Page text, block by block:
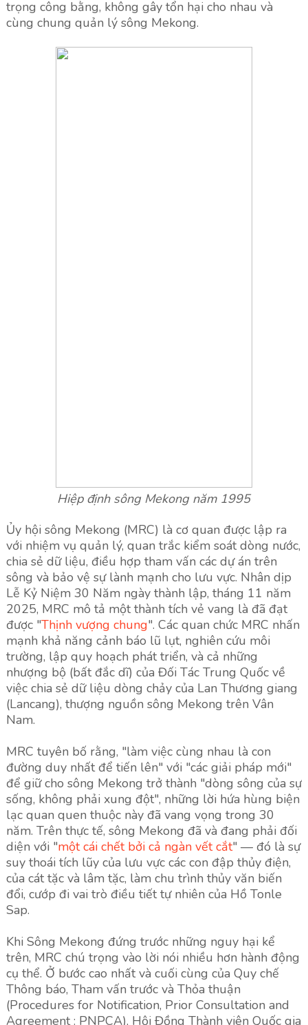
trọng công bằng, không gây tổn hại cho nhau và
cùng chung quản lý sông Mekong.
Hiệp định sông Mekong năm 1995
Ủy hội sông Mekong (MRC) là cơ quan được lập ra
với nhiệm vụ quản lý, quan trắc kiểm soát dòng nước,
chia sẻ dữ liệu, điều hợp tham vấn các dự án trên
sông và bảo vệ sự lành mạnh cho lưu vực. Nhân dịp
Lễ Kỷ Niệm 30 Năm ngày thành lập, tháng 11 năm
2025, MRC mô tả một thành tích vẻ vang là đã đạt
được "Thịnh vượng chung". Các quan chức MRC nhấn
mạnh khả năng cảnh báo lũ lụt, nghiên cứu môi
trường, lập quy hoạch phát triển, và cả những
nhượng bộ (bất đắc dĩ) của Đối Tác Trung Quốc về
việc chia sẻ dữ liệu dòng chảy của Lan Thương giang
(Lancang), thượng nguồn sông Mekong trên Vân
Nam.
MRC tuyên bố rằng, "làm việc cùng nhau là con
đường duy nhất để tiến lên" với "các giải pháp mới"
để giữ cho sông Mekong trở thành "dòng sông của sự
sống, không phải xung đột", những lời hứa hùng biện
lạc quan quen thuộc này đã vang vọng trong 30
năm. Trên thực tế, sông Mekong đã và đang phải đối
diện với "một cái chết bởi cả ngàn vết cắt" — đó là sự
suy thoái tích lũy của lưu vực các con đập thủy điện,
của cát tặc và lâm tặc, làm chu trình thủy văn biến
đổi, cướp đi vai trò điều tiết tự nhiên của Hồ Tonle
Sap.
Khi Sông Mekong đứng trước những nguy hại kể
trên, MRC chú trọng vào lời nói nhiều hơn hành động
cụ thể. Ở bước cao nhất và cuối cùng của Quy chế
Thông báo, Tham vấn trước và Thỏa thuận
(Procedures for Notification, Prior Consultation and
Agreement : PNPCA), Hội Đồng Thành viên Quốc gia